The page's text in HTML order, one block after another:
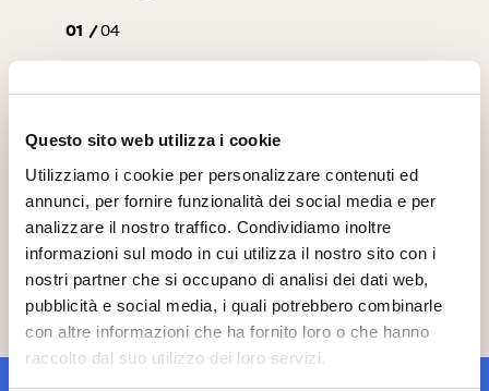
Questo sito web utilizza i cookie
Utilizziamo i cookie per personalizzare contenuti ed
annunci, per fornire funzionalità dei social media e per
analizzare il nostro traffico. Condividiamo inoltre
informazioni sul modo in cui utilizza il nostro sito con i
nostri partner che si occupano di analisi dei dati web,
pubblicità e social media, i quali potrebbero combinarle
con altre informazioni che ha fornito loro o che hanno
raccolto dal suo utilizzo dei loro servizi.
01 04